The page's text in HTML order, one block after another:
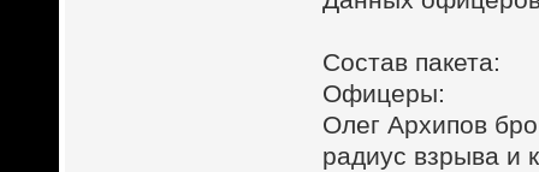
Состав пакета:
Офицеры:
Олег Архипов
радиус взрыва и